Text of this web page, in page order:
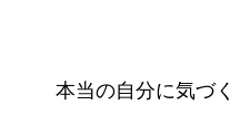
本当の自分に気づく